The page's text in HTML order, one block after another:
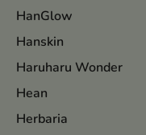
HanGlow
Hanskin
Haruharu Wonder
Hean
Herbaria